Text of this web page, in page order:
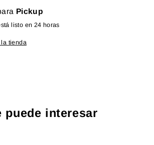
Pickup
listo en 24 horas
la tienda
puede interesar